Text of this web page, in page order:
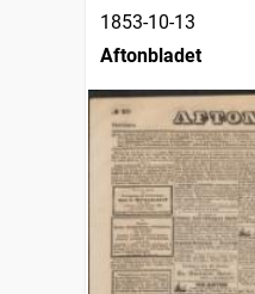
1853-10-13
Aftonbladet